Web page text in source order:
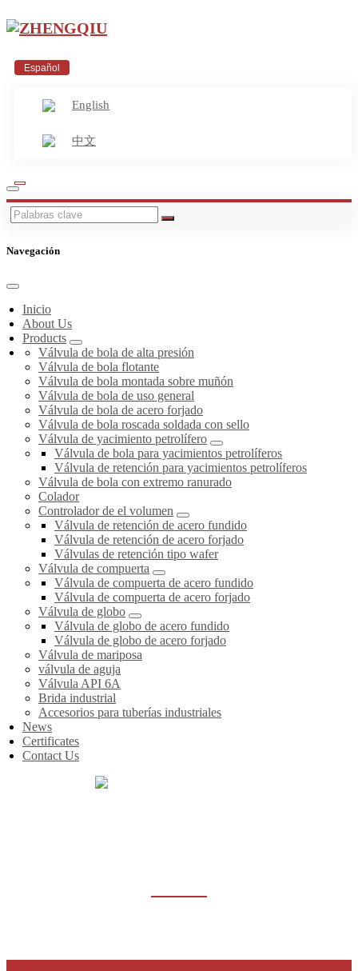
Español
English
中文
Navegación
Inicio
About Us
Products
Válvula de bola de alta presión
Válvula de bola flotante
Válvula de bola montada sobre muñón
Válvula de bola de uso general
Válvula de bola de acero forjado
Válvula de bola roscada soldada con sello
Válvula de yacimiento petrolífero
Válvula de bola para yacimientos petrolíferos
Válvula de retención para yacimientos petrolíferos
Válvula de bola con extremo ranurado
Colador
Controlador de el volumen
Válvula de retención de acero fundido
Válvula de retención de acero forjado
Válvulas de retención tipo wafer
Válvula de compuerta
Válvula de compuerta de acero fundido
Válvula de compuerta de acero forjado
Válvula de globo
Válvula de globo de acero fundido
Válvula de globo de acero forjado
Válvula de mariposa
válvula de aguja
Válvula API 6A
Brida industrial
Accesorios para tuberías industriales
News
Certificates
Contact Us